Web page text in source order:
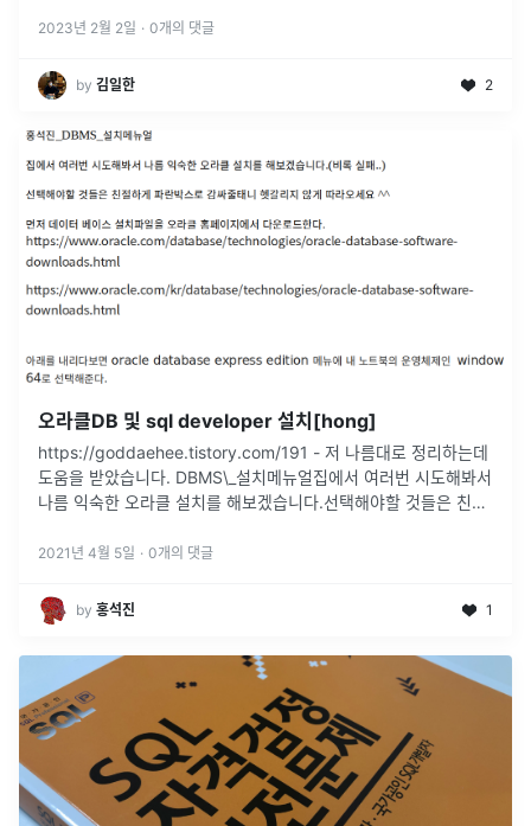
2023년 2월 2일 · 0개의 댓글
by 김일한 2
오라클DB 및 sql developer 설치[hong]
https://goddaehee.tistory.com/191 - 저 나름대로 정리하는데
도움을 받았습니다. DBMS\_설치메뉴얼집에서 여러번 시도해봐서
나름 익숙한 오라클 설치를 해보겠습니다.선택해야할 것들은 친절
2021년 4월 5일 · 0개의 댓글
by 홍석진 1